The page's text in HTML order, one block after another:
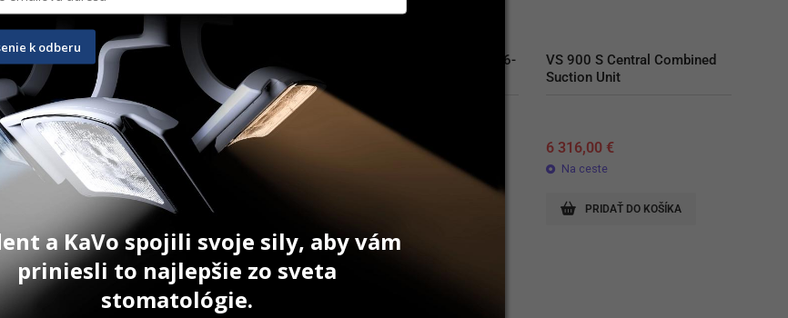
Copco G3
Ekom DK 50-10 Z 6-8 bar
1 575,00
Na ceste
PRIDAŤ DO KOŠÍKA
Ekom DK 50 2x2V/110S/M 6-
VS 900 S Central Combined
Suction Unit
6 316,00 €
Na ceste
PRIDAŤ DO KOŠÍKA
k odberu
a KaVo spojili svoje sily, aby vám
priniesli to najlepšie zo sveta
stomatológie.